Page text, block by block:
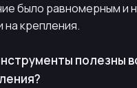
было равномерным и
на крепления.
полезны